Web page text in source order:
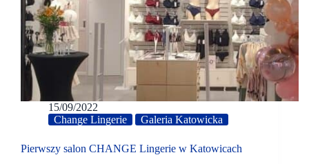
15/09/2022
Change Lingerie
Galeria Katowicka
Pierwszy salon CHANGE Lingerie w Katowicach